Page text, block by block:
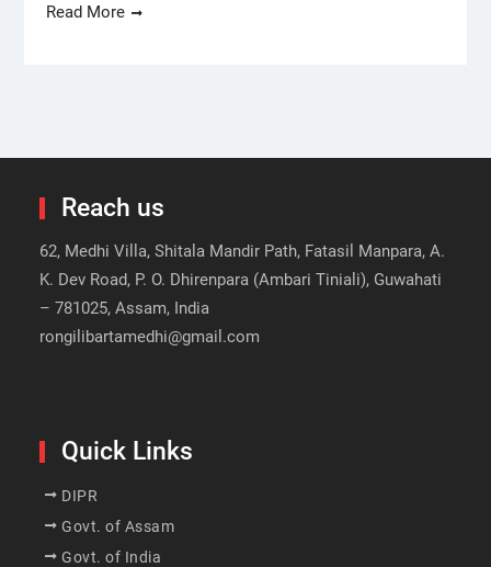
Read More
Reach us
62, Medhi Villa, Shitala Mandir Path, Fatasil Manpara, A.
K. Dev Road, P. O. Dhirenpara (Ambari Tiniali), Guwahati
– 781025, Assam, India
rongilibartamedhi@gmail.com
Quick Links
DIPR
Govt. of Assam
Govt. of India